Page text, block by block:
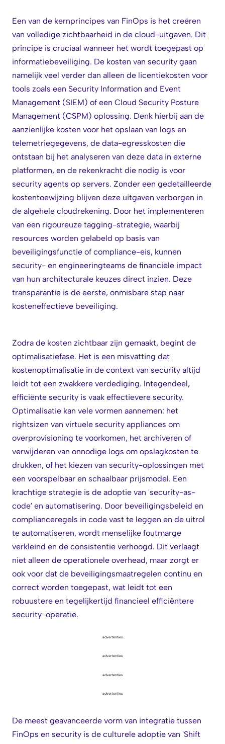
Een van de kernprincipes van FinOps is het creëren
van volledige zichtbaarheid in de cloud-uitgaven. Dit
principe is cruciaal wanneer het wordt toegepast op
informatiebeveiliging. De kosten van security gaan
namelijk veel verder dan alleen de licentiekosten voor
tools zoals een Security Information and Event
Management (SIEM) of een Cloud Security Posture
Management (CSPM) oplossing. Denk hierbij aan de
aanzienlijke kosten voor het opslaan van logs en
telemetriegegevens, de data-egresskosten die
ontstaan bij het analyseren van deze data in externe
platformen, en de rekenkracht die nodig is voor
security agents op servers. Zonder een gedetailleerde
kostentoewijzing blijven deze uitgaven verborgen in
de algehele cloudrekening. Door het implementeren
van een rigoureuze tagging-strategie, waarbij
resources worden gelabeld op basis van
beveiligingsfunctie of compliance-eis, kunnen
security- en engineeringteams de financiële impact
van hun architecturale keuzes direct inzien. Deze
transparantie is de eerste, onmisbare stap naar
kosteneffectieve beveiliging.
Zodra de kosten zichtbaar zijn gemaakt, begint de
optimalisatiefase. Het is een misvatting dat
kostenoptimalisatie in de context van security altijd
leidt tot een zwakkere verdediging. Integendeel,
efficiënte security is vaak effectievere security.
Optimalisatie kan vele vormen aannemen: het
rightsizen van virtuele security appliances om
overprovisioning te voorkomen, het archiveren of
verwijderen van onnodige logs om opslagkosten te
drukken, of het kiezen van security-oplossingen met
een voorspelbaar en schaalbaar prijsmodel. Een
krachtige strategie is de adoptie van 'security-as-
code' en automatisering. Door beveiligingsbeleid en
complianceregels in code vast te leggen en de uitrol
te automatiseren, wordt menselijke foutmarge
verkleind en de consistentie verhoogd. Dit verlaagt
niet alleen de operationele overhead, maar zorgt er
ook voor dat de beveiligingsmaatregelen continu en
correct worden toegepast, wat leidt tot een
robuustere en tegelijkertijd financieel efficiëntere
security-operatie.
advertenties
advertenties
advertenties
advertenties
De meest geavanceerde vorm van integratie tussen
FinOps en security is de culturele adoptie van 'Shift